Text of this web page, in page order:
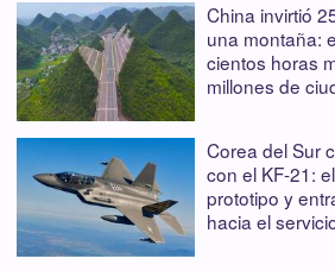
China invirtió
una montaña:
cientos horas
millones de
Corea del Sur
con el KF-21:
prototipo y
hacia el